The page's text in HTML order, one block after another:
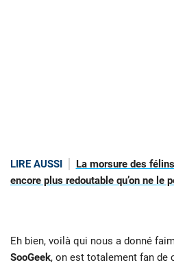
LIRE AUSSI
La morsure des
encore plus redoutable qu’on ne le
Eh bien, voilà qui nous a donné
SooGeek, on est totalement fan de